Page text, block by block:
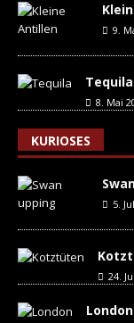
9.
8. Mai
KURIOSES
5.
24.